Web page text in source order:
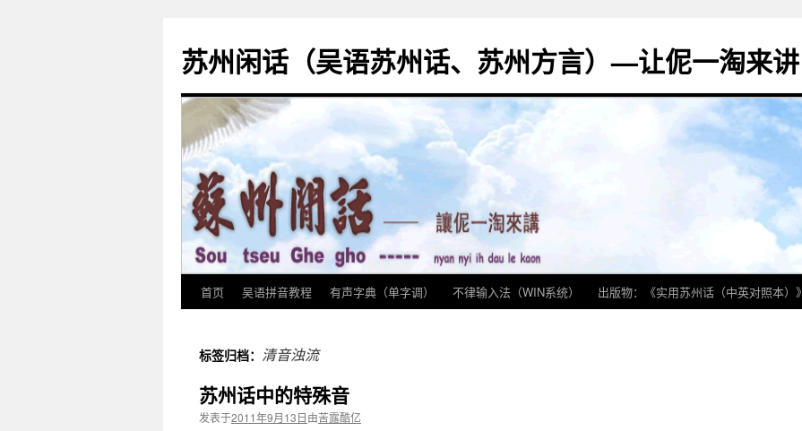
苏州闲话（吴语苏州话、苏州方言）—让伲一淘来讲
正
文
首页 吴语拼音教程 有声字典（单字调） 不律输入法（WIN系统） 出版物：《实用苏州话（中英对照本）》
标签归档： 清音浊流
苏州话中的特殊音
发表于2011年9月13日由苦露酷亿